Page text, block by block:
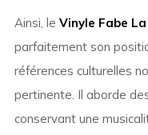
Ainsi, le Vinyle Fabe
parfaitement son
références culturelles
pertinente. Il aborde
conservant une